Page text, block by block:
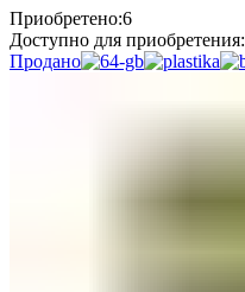
Приобретено:6
Доступно для приобретения:
Продано